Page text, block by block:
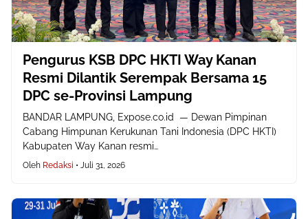
Pengurus KSB DPC HKTI Way Kanan
Resmi Dilantik Serempak Bersama 15
DPC se-Provinsi Lampung
BANDAR LAMPUNG, Expose.co.id — Dewan Pimpinan
Cabang Himpunan Kerukunan Tani Indonesia (DPC HKTI)
Kabupaten Way Kanan resmi…
Oleh Redaksi • Juli 31, 2026